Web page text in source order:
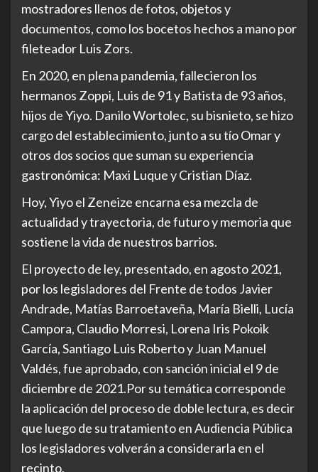
mostradores llenos de fotos, objetos y
documentos, como los bocetos hechos a mano por
fileteador Luis Zors.
En 2020, en plena pandemia, fallecieron los
hermanos Zoppi, Luis de 91 y Batista de 93 años,
hijos de Yiyo. Danilo Wortolec, su bisnieto, se hizo
cargo del establecimiento, junto a su tío Omar y
otros dos socios que suman su experiencia
gastronómica: Maxi Luque y Cristian Díaz.
Hoy, Yiyo el Zeneize encarna esa mezcla de
actualidad y trayectoria, de futuro y memoria que
sostiene la vida de nuestros barrios.
El proyecto de ley, presentado, en agosto 2021,
por los legisladores del Frente de todos Javier
Andrade, Matías Barroetaveña, María Bielli, Lucía
Campora, Claudio Morresi, Lorena Iris Pokoik
García, Santiago Luis Roberto y Juan Manuel
Valdés, fue aprobado, con sanción inicial el 9 de
diciembre de 2021.Por su temática corresponde
la aplicación del proceso de doble lectura, es decir
que luego de su tratamiento en Audiencia Pública
los legisladores volverán a considerarla en el
recinto.